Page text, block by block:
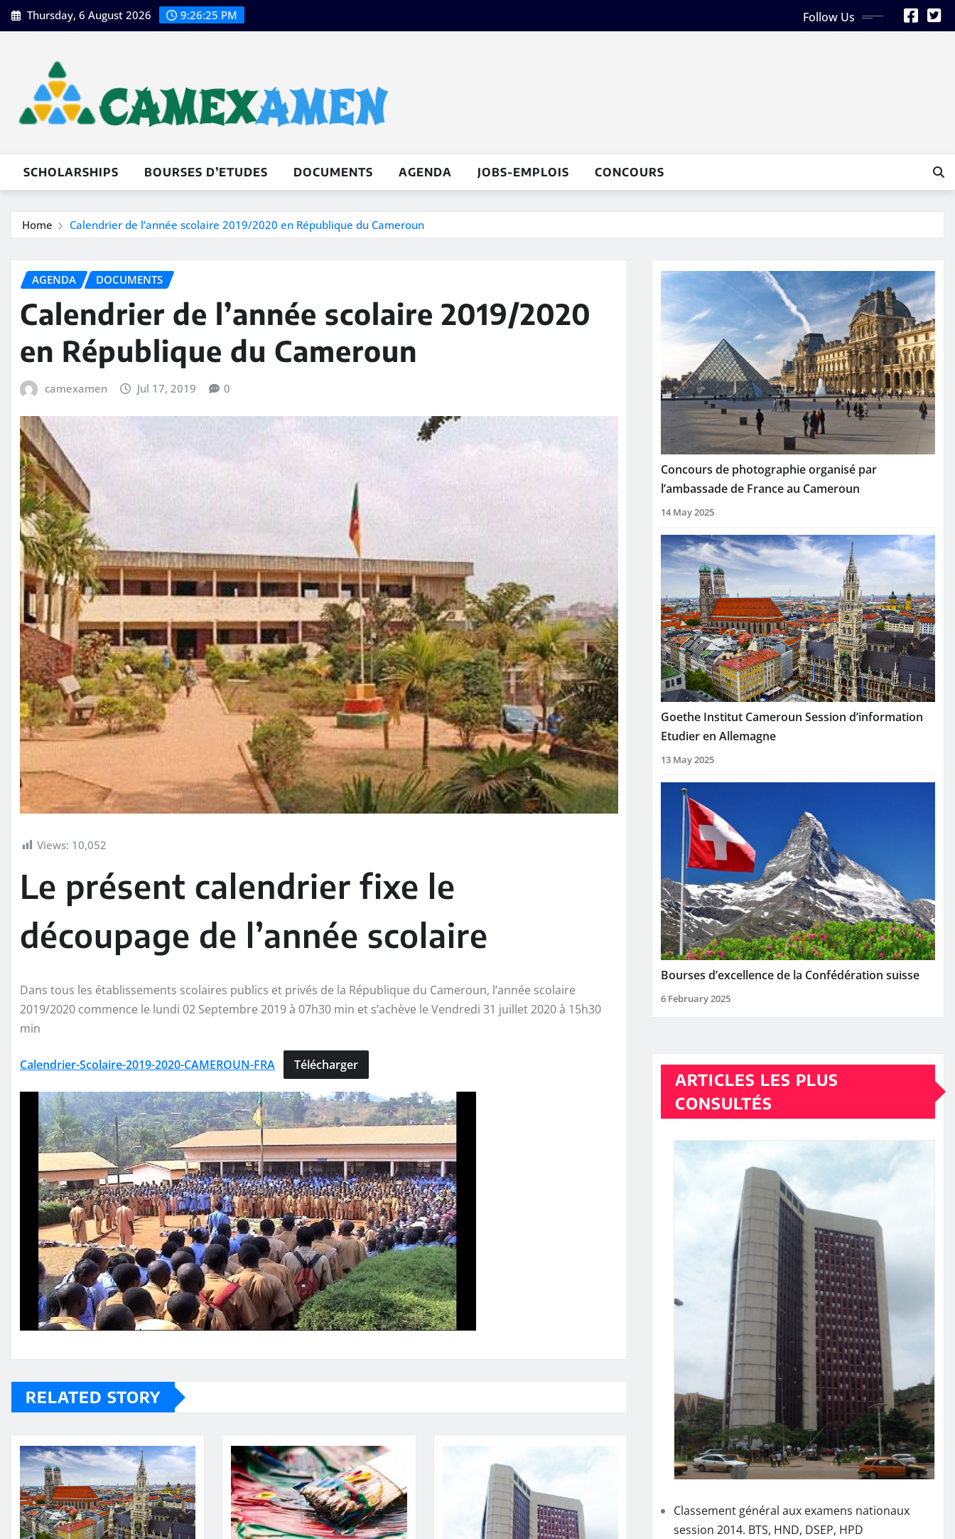
Skip
to
Thursday, 6 August 2026 9:26:27 PM Follow Us
SCHOLARSHIPS BOURSES D’ETUDES DOCUMENTS AGENDA JOBS-EMPLOIS CONCOURS
Home Calendrier de l’année scolaire 2019/2020 en République du Cameroun
AGENDA DOCUMENTS
Calendrier de l’année scolaire 2019/2020
en République du Cameroun
camexamen Jul 17, 2019 0
Views: 10,052
Le présent calendrier fixe le
découpage de l’année scolaire
Dans tous les établissements scolaires publics et privés de la République du Cameroun, l’année scolaire
2019/2020 commence le lundi 02 Septembre 2019 à 07h30 min et s’achève le Vendredi 31 juillet 2020 à 15h30
min
Calendrier-Scolaire-2019-2020-CAMEROUN-FRA Télécharger
RELATED STORY
Concours de photographie organisé par
l’ambassade de France au Cameroun
14 May 2025
Goethe Institut Cameroun Session d’information
Etudier en Allemagne
13 May 2025
Bourses d’excellence de la Confédération suisse
6 February 2025
ARTICLES LES PLUS
CONSULTÉS
Classement général aux examens nationaux
session 2014. BTS, HND, DSEP, HPD